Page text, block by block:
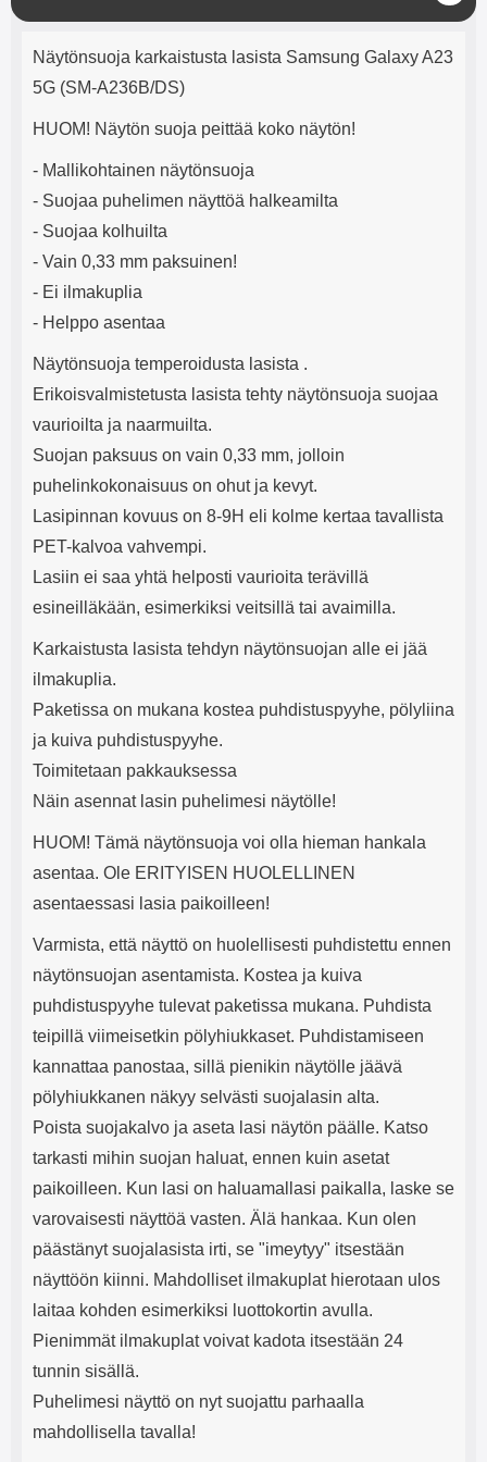
Input: AC100-240V 50/60Hz 0.8A
(15W) 9V/2.0A (18W) 12V/1.5
(18W) Type-C: 5V/3A (PD15W)
5V/3A Max Maximum output:
u
l
j
e
Tuotekuvaus
Näytönsuoja karkaistusta lasista Samsung Galaxy A23
5G (SM-A236B/DS)
HUOM! Näytön suoja peittää koko näytön!
- Mallikohtainen näytönsuoja
- Suojaa puhelimen näyttöä halkeamilta
- Suojaa kolhuilta
- Vain 0,33 mm paksuinen!
- Ei ilmakuplia
- Helppo asentaa
Näytönsuoja temperoidusta lasista .
Erikoisvalmistetusta lasista tehty näytönsuoja suojaa
vaurioilta ja naarmuilta.
Suojan paksuus on vain 0,33 mm, jolloin
puhelinkokonaisuus on ohut ja kevyt.
Lasipinnan kovuus on 8-9H eli kolme kertaa tavallista
PET-kalvoa vahvempi.
Lasiin ei saa yhtä helposti vaurioita terävillä
esineilläkään, esimerkiksi veitsillä tai avaimilla.
Karkaistusta lasista tehdyn näytönsuojan alle ei jää
ilmakuplia.
Paketissa on mukana kostea puhdistuspyyhe, pölyliina
ja kuiva puhdistuspyyhe.
Toimitetaan pakkauksessa
Näin asennat lasin puhelimesi näytölle!
HUOM! Tämä näytönsuoja voi olla hieman hankala
asentaa. Ole ERITYISEN HUOLELLINEN
asentaessasi lasia paikoilleen!
Varmista, että näyttö on huolellisesti puhdistettu ennen
näytönsuojan asentamista. Kostea ja kuiva
puhdistuspyyhe tulevat paketissa mukana. Puhdista
teipillä viimeisetkin pölyhiukkaset. Puhdistamiseen
kannattaa panostaa, sillä pienikin näytölle jäävä
pölyhiukkanen näkyy selvästi suojalasin alta.
Poista suojakalvo ja aseta lasi näytön päälle. Katso
tarkasti mihin suojan haluat, ennen kuin asetat
paikoilleen. Kun lasi on haluamallasi paikalla, laske se
varovaisesti näyttöä vasten. Älä hankaa. Kun olen
päästänyt suojalasista irti, se "imeytyy" itsestään
näyttöön kiinni. Mahdolliset ilmakuplat hierotaan ulos
laitaa kohden esimerkiksi luottokortin avulla.
Pienimmät ilmakuplat voivat kadota itsestään 24
tunnin sisällä.
Puhelimesi näyttö on nyt suojattu parhaalla
mahdollisella tavalla!